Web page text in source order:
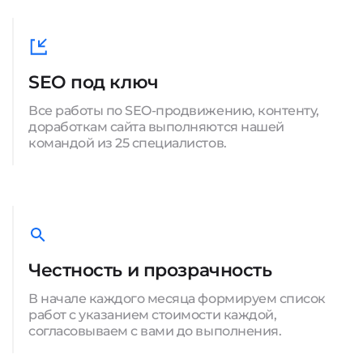
SEO под ключ
Все работы по SEO-продвижению, контенту,
доработкам сайта выполняются нашей
командой из 25 специалистов.
Честность и прозрачность
В начале каждого месяца формируем список
работ с указанием стоимости каждой,
согласовываем с вами до выполнения.